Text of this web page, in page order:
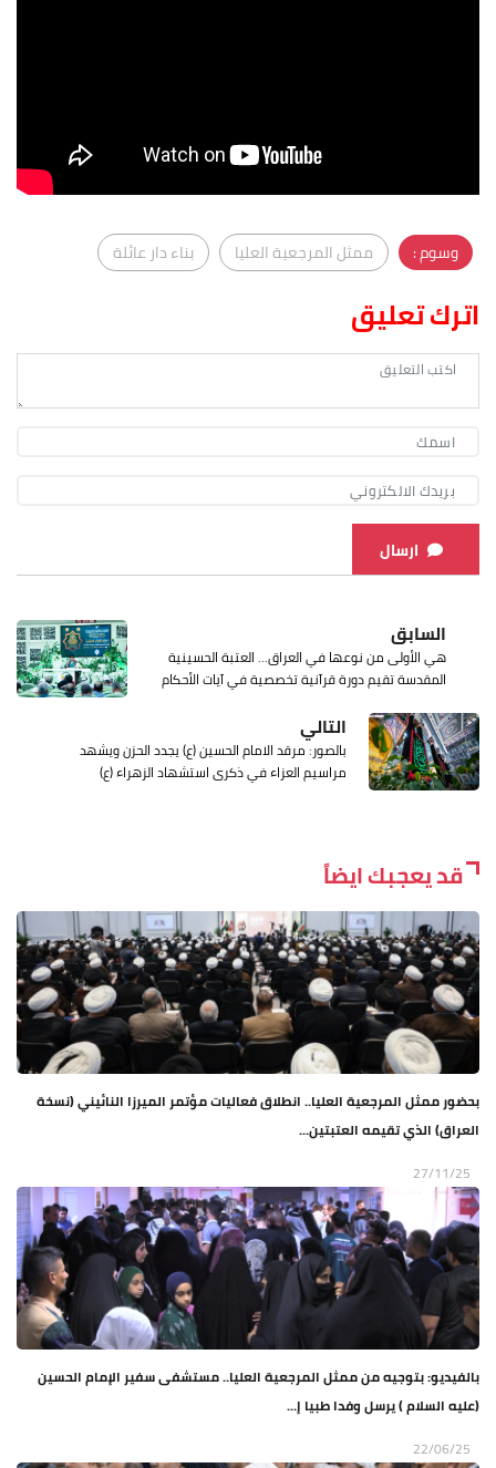
وسوم : ممثل المرجعية العليا بناء دار عائلة
اترك تعليق
ارسال
السابق
هي الأولى من نوعها في العراق... العتبة الحسينية
المقدسة تقيم دورة قرآنية تخصصية في آيات الأحكام
التالي
بالصور: مرقد الامام الحسين (ع) يجدد الحزن ويشهد
مراسيم العزاء في ذكرى استشهاد الزهراء (ع)
قد يعجبك ايضاً
بحضور ممثل المرجعية العليا.. انطلاق فعاليات مؤتمر الميرزا النائيني (نسخة
العراق) الذي تقيمه العتبتين...
27/11/25
بالفيديو: بتوجيه من ممثل المرجعية العليا.. مستشفى سفير الإمام الحسين
(عليه السلام ) يرسل وفدا طبيا إ...
22/06/25